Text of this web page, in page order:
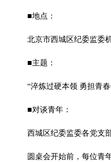
■地点：
北京市西城区纪委监委
■主题：
“淬炼过硬本领 勇担青春
■对谈青年：
西城区纪委监委各党支
圆桌会开始前，每位青年